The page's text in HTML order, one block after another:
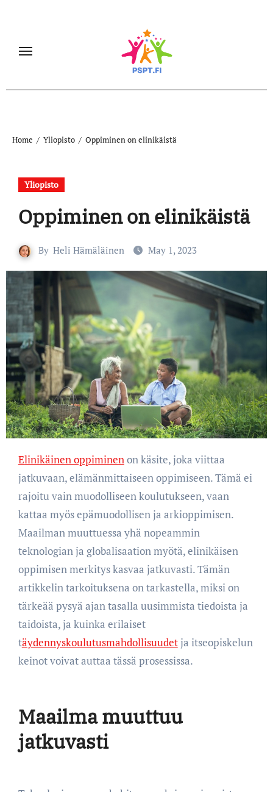
Home Yliopisto Oppiminen on elinikäistä
Yliopisto
Oppiminen on elinikäistä
By Heli Hämäläinen May 1, 2023
Elinikäinen oppiminenon käsite, joka viittaa
jatkuvaan, elämänmittaiseen oppimiseen. Tämä ei
rajoitu vain muodolliseen koulutukseen, vaan
kattaa myös epämuodollisen ja arkioppimisen.
Maailman muuttuessa yhä nopeammin
teknologian ja globalisaation myötä, elinikäisen
oppimisen merkitys kasvaa jatkuvasti. Tämän
artikkelin tarkoituksena on tarkastella, miksi on
tärkeää pysyä ajan tasalla uusimmista tiedoista ja
taidoista, ja kuinka erilaiset
täydennyskoulutusmahdollisuudetja itseopiskelun
keinot voivat auttaa tässä prosessissa.
Maailma muuttuu
jatkuvasti